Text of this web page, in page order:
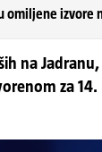
omiljene izvore
na
za